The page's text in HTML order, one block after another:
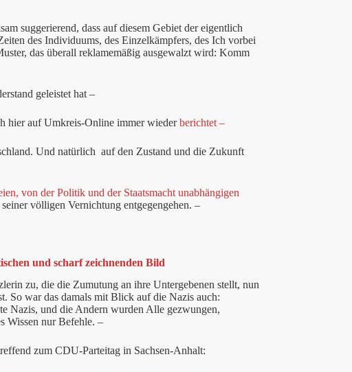
suggerierend, dass auf diesem Gebiet der eigentlich
des Individuums, des Einzelkämpfers, des Ich vorbei
das überall reklamemäßig ausgewalzt wird: Komm
geleistet hat –
hier auf Umkreis-Online immer wiederberichtet –
Und natürlich auf den Zustand und die Zukunft
von der Politik und der Staatsmacht unabhängigen
völligen Vernichtung entgegengehen. –
und scharf zeichnenden Bild
zu, die die Zumutung an ihre Untergebenen stellt, nun
So war das damals mit Blick auf die Nazis auch:
Nazis, und die Andern wurden Alle gezwungen,
Wissen nur Befehle. –
zum CDU-Parteitag in Sachsen-Anhalt: